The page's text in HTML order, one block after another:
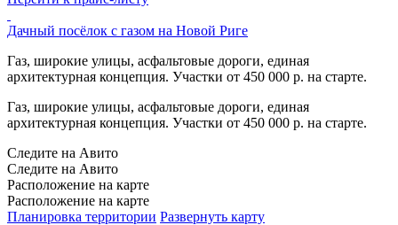
Дачный посёлок с газом на Новой Риге
Газ, широкие улицы, асфальтовые дороги, единая
архитектурная концепция. Участки от 450 000 р. на старте.
Газ, широкие улицы, асфальтовые дороги, единая
архитектурная концепция. Участки от 450 000 р. на старте.
Следите на Авито
Следите на Авито
Расположение на карте
Расположение на карте
Планировка территории Развернуть карту